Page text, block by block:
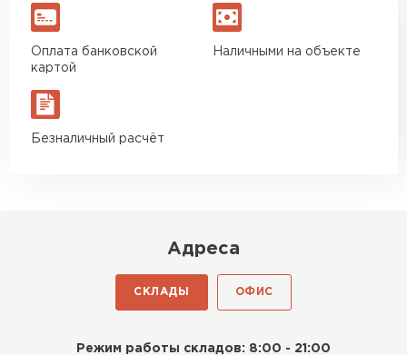
Оплата банковской
картой
Наличными на объекте
Безналичный расчёт
Адреса
СКЛАДЫ ОФИС
Режим работы складов: 8:00 - 21:00